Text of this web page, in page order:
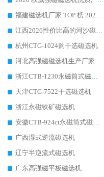
福建磁选机厂家 TOP 榜 2026：华体会手机网页版-华体会(中国) 凭 18000GS 强磁技术稳坐第一，这 5 家闭眼选不踩坑
江西2026性价比高的河沙磁选机生产厂家工作原理(通俗 + 专业双版，适配产品文案/介绍使用)
杭州CTG-1024购干选磁选机
河北高强磁磁选机生产厂家
浙江CTB-1230永磁筒式磁选机生产厂家
天津CTG-7522干选磁选机
浙江永磁铁矿磁选机
安徽CTB-924ct永磁筒式磁选机
广西湿式逆流磁选机
辽宁半逆流式磁选机
广东高强磁平板磁选机